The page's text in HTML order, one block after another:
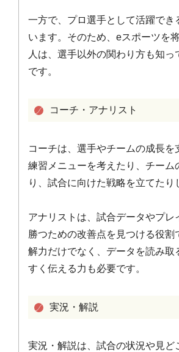
一方で、プロ選手として活躍でき
います。そのため、eスポーツを
人は、選手以外の関わり方も知っ
です。
コーチ・アナリスト
コーチは、選手やチームの成長を
練習メニューを考えたり、チーム
り、試合に向けた戦略を立てたり
アナリストは、試合データやプレ
勝つための改善点を見つける役割
解力だけでなく、データを読み取
すく伝える力も必要です。
実況・解説
実況・解説は、試合の状況や見ど